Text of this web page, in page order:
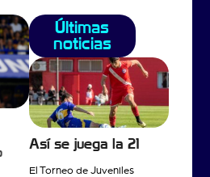
Últimas
noticias
Así se juega la 21
El Torneo de Juveniles